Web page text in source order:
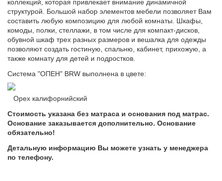
коллекций, которая привлекает внимание динамичной
структурой. Большой набор элементов мебели позволяет Вам
составить любую композицию для любой комнаты. Шкафы,
комоды, полки, стеллажи, в том числе для компакт-дисков,
обувной шкаф трех разных размеров и вешалка для одежды
позволяют создать гостиную, спальню, кабинет, прихожую, а
также комнату для детей и подростков.
Система "ОПЕН" BRW выполнена в цвете:
Орех калифорнийский
Стоимость указана без матраса и основания под матрас.
Основание заказывается дополнительно. Основание
обязательно!
Детальную информацию Вы можете узнать у менеджера
по телефону.